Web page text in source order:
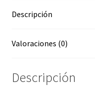
Descripción
Valoraciones (0)
Descripción